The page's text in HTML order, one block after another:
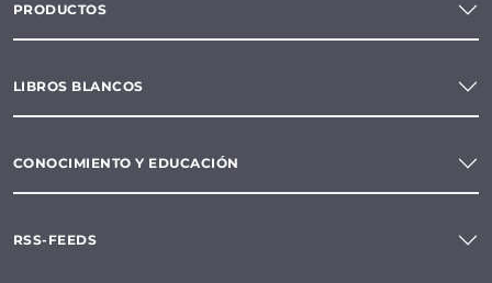
PRODUCTOS
LIBROS BLANCOS
CONOCIMIENTO Y EDUCACIÓN
RSS-FEEDS